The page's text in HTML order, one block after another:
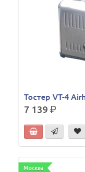
Тостер VT-4
7 139р.
Москва